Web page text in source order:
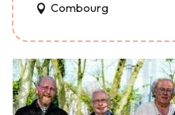
Combourg